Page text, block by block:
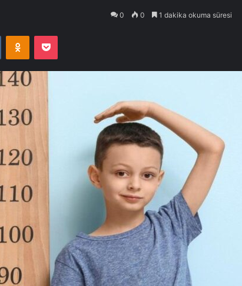
0 0 1 dakika okuma süresi
VKontakteOdnoklassniki
Pocket